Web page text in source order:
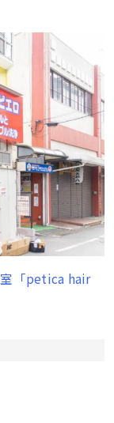
「petica hair